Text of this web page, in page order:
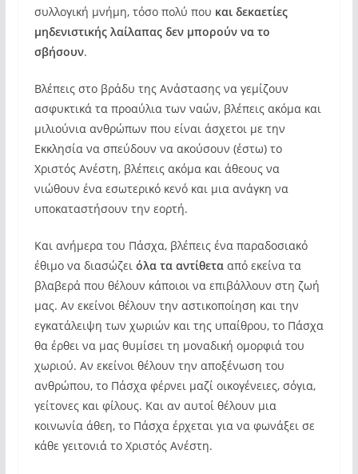
συλλογική μνήμη, τόσο πολύ που και δεκαετίες
μηδενιστικής λαίλαπας δεν μπορούν να το
σβήσουν.
Βλέπεις στο βράδυ της Ανάστασης να γεμίζουν
ασφυκτικά τα προαύλια των ναών, βλέπεις ακόμα και
μιλιούνια ανθρώπων που είναι άσχετοι με την
Εκκλησία να σπεύδουν να ακούσουν (έστω) το
Χριστός Ανέστη, βλέπεις ακόμα και άθεους να
νιώθουν ένα εσωτερικό κενό και μια ανάγκη να
υποκαταστήσουν την εορτή.
Και ανήμερα του Πάσχα, βλέπεις ένα παραδοσιακό
έθιμο να διασώζει όλα τα αντίθετααπό εκείνα τα
βλαβερά που θέλουν κάποιοι να επιβάλλουν στη ζωή
μας. Αν εκείνοι θέλουν την αστικοποίηση και την
εγκατάλειψη των χωριών και της υπαίθρου, το Πάσχα
θα έρθει να μας θυμίσει τη μοναδική ομορφιά του
χωριού. Αν εκείνοι θέλουν την αποξένωση του
ανθρώπου, το Πάσχα φέρνει μαζί οικογένειες, σόγια,
γείτονες και φίλους. Και αν αυτοί θέλουν μια
κοινωνία άθεη, το Πάσχα έρχεται για να φωνάξει σε
κάθε γειτονιά το Χριστός Ανέστη.